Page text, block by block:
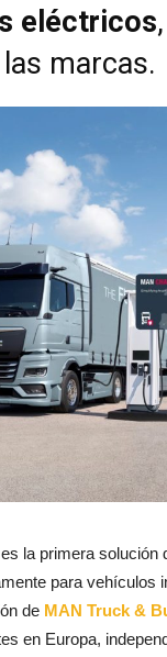
eléctricos
marcas.
la primera solución
para vehículos
de MAN Truck &
en Europa,